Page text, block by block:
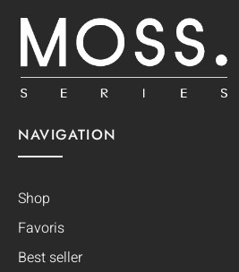
NAVIGATION
Shop
Favoris
Best seller